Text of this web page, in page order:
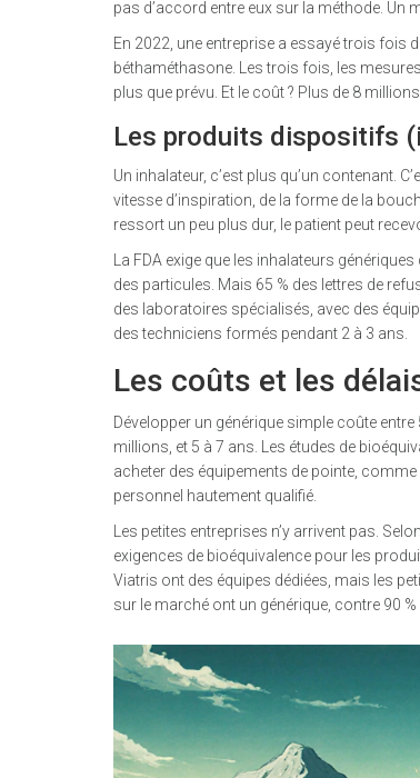
pas d’accord entre eux sur la méthode.
En 2022, une entreprise a essayé trois fois
béthaméthasone. Les trois fois, les
plus que prévu. Et le coût ? Plus de 8
Les produits dispositifs
Un inhalateur, c’est plus qu’un contenant.
vitesse d’inspiration, de la forme de la
ressort un peu plus dur, le patient peut
La FDA exige que les inhalateurs
des particules. Mais 65 % des lettres de
des laboratoires spécialisés, avec des
des techniciens formés pendant 2 à 3 ans.
Les coûts et les
Développer un générique simple coûte
millions, et 5 à 7 ans. Les études de
acheter des équipements de pointe,
personnel hautement qualifié.
Les petites entreprises n’y arrivent pas.
exigences de bioéquivalence pour les
Viatris ont des équipes dédiées, mais les
sur le marché ont un générique, contre 90